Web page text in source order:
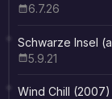
6.7.26
Schwarze Insel
5.9.21
Wind Chill (2007)